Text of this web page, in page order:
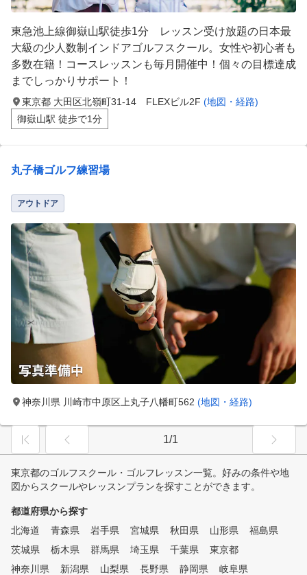
東急池上線御嶽山駅徒歩1分 レッスン受け放題の日本最
大級の少人数制インドアゴルフスクール。女性や初心者も
多数在籍！コースレッスンも毎月開催中！個々の目標達成
までしっかりサポート！
東京都 大田区北嶺町31-14 FLEXビル2F (地図・経路)
御嶽山駅 徒歩で1分
丸子橋ゴルフ練習場
アウトドア
神奈川県 川崎市中原区上丸子八幡町562 (地図・経路)
1/1
東京都のゴルフスクール・ゴルフレッスン一覧。好みの条件や地
図からスクールやレッスンプランを探すことができます。
都道府県から探す
北海道
青森県 岩手県 宮城県 秋田県 山形県
福島県
茨城県
栃木県 群馬県 埼玉県 千葉県
東京都
神奈川県
新潟県 山梨県 長野県 静岡県
岐阜県